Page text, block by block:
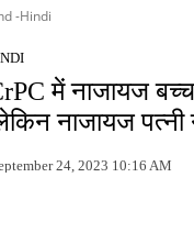
-Hindi
में नाजायज
नाजायज पत्नी
24, 2023 10:16 AM